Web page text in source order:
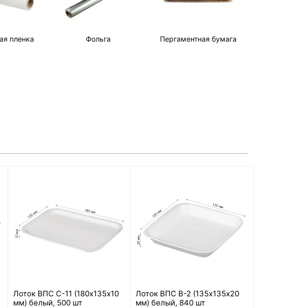
пленка Фольга Пергаментная бумага
Лоток ВПС C-11 (180х135х10
мм) белый, 500 шт
Лоток ВПС В-2 (135х135х20
мм) белый, 840 шт